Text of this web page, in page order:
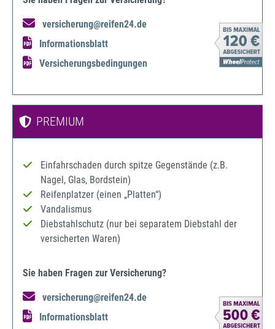
versicherung@reifen24.de
Informationsblatt
Versicherungsbedingungen
PREMIUM
Einfahrschaden durch spitze Gegenstände (z.B.
Nagel, Glas, Bordstein)
Reifenplatzer (einen „Platten“)
Vandalismus
Diebstahlschutz (nur bei separatem Diebstahl der
versicherten Waren)
Sie haben Fragen zur Versicherung?
versicherung@reifen24.de
Informationsblatt